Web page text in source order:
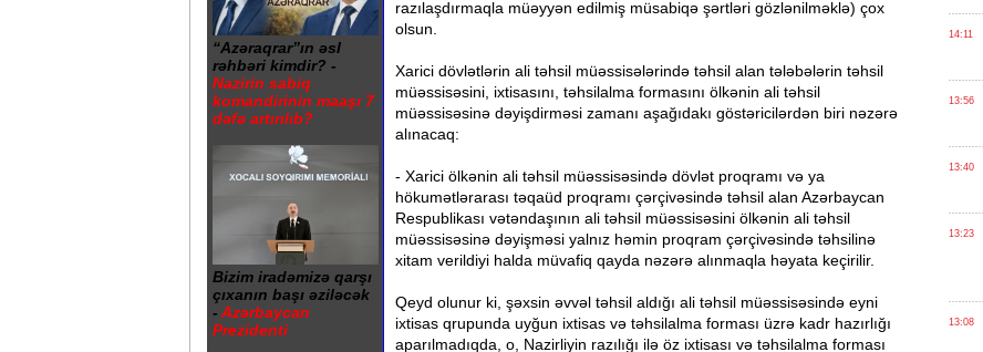
“Azəraqrar”ın əsl
rəhbəri kimdir? -
Nazirin sabiq
komandirinin maaşı 7
dəfə artırılıb?
Bizim iradəmizə qarşı
çıxanın başı əziləcək
- Azərbaycan
Prezidenti
razılaşdırmaqla müəyyən edilmiş müsabiqə şərtləri gözlənilməklə) çox
olsun.
Xarici dövlətlərin ali təhsil müəssisələrində təhsil alan tələbələrin təhsil
müəssisəsini, ixtisasını, təhsilalma formasını ölkənin ali təhsil
müəssisəsinə dəyişdirməsi zamanı aşağıdakı göstəricilərdən biri nəzərə
alınacaq:
- Xarici ölkənin ali təhsil müəssisəsində dövlət proqramı və ya
hökumətlərarası təqaüd proqramı çərçivəsində təhsil alan Azərbaycan
Respublikası vətəndaşının ali təhsil müəssisəsini ölkənin ali təhsil
müəssisəsinə dəyişməsi yalnız həmin proqram çərçivəsində təhsilinə
xitam verildiyi halda müvafiq qayda nəzərə alınmaqla həyata keçirilir.
Qeyd olunur ki, şəxsin əvvəl təhsil aldığı ali təhsil müəssisəsində eyni
ixtisas qrupunda uyğun ixtisas və təhsilalma forması üzrə kadr hazırlığı
aparılmadıqda, o, Nazirliyin razılığı ilə öz ixtisası və təhsilalma forması
14:11
13:56
13:40
13:23
13:08